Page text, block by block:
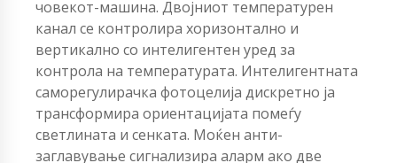
човекот-машина. Двојниот температурен
канал се контролира хоризонтално и
вертикално со интелигентен уред за
контрола на температурата. Интелигентната
саморегулирачка фотоцелија дискретно ја
трансформира ориентацијата помеѓу
светлината и сенката. Моќен анти-
заглавување сигнализира аларм ако две